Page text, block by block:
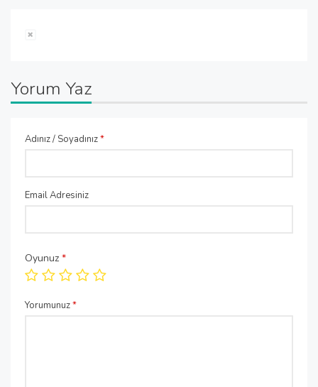
Yorum Yaz
Adınız / Soyadınız*
Email Adresiniz
Oyunuz *
Yorumunuz*